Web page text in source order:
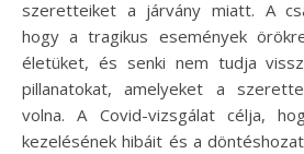
szeretteiket a járvány miatt. A
hogy a tragikus események
életüket, és senki nem tudja
pillanatokat, amelyeket a
volna. A Covid-vizsgálat célja,
kezelésének hibáit és a